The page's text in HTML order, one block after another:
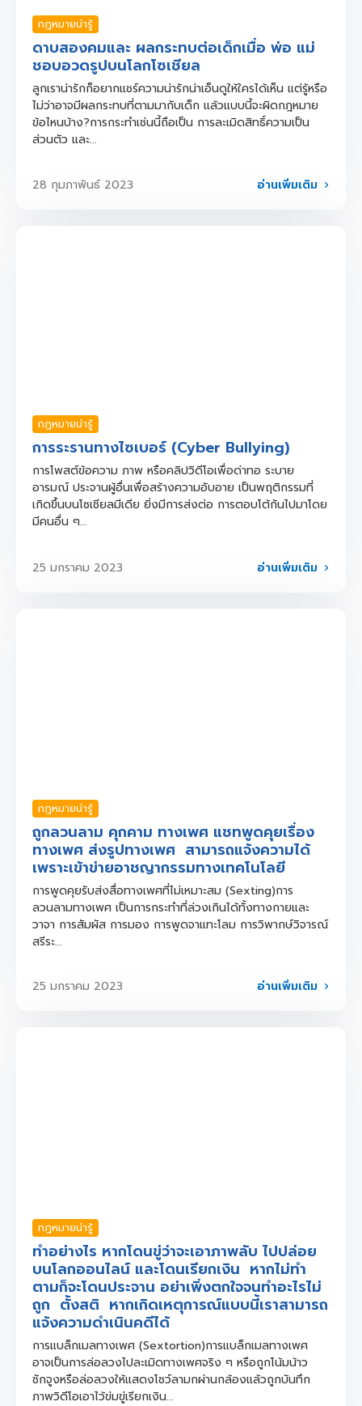
กฎหมายน่ารู้
ดาบสองคมและ ผลกระทบต่อเด็กเมื่อ พ่อ แม่
ชอบอวดรูปบนโลกโซเชียล
ลูกเราน่ารักก็อยากแชร์ความน่ารักน่าเอ็นดูให้ใครได้เห็น แต่รู้หรือ
ไม่ว่าอาจมีผลกระทบที่ตามมากับเด็ก แล้วแบบนี้จะผิดกฎหมาย
ข้อไหนบ้าง?การกระทำเช่นนี้ถือเป็น การละเมิดสิทธิ์ความเป็น
ส่วนตัว และ...
28 กุมภาพันธ์ 2023 อ่านเพิ่มเติม
กฎหมายน่ารู้
การระรานทางไซเบอร์ (Cyber Bullying)
การโพสต์ข้อความ ภาพ หรือคลิปวิดีโอเพื่อด่าทอ ระบาย
อารมณ์ ประจานผู้อื่นเพื่อสร้างความอับอาย เป็นพฤติกรรมที่
เกิดขึ้นบนโซเชียลมีเดีย ยิ่งมีการส่งต่อ การตอบโต้กันไปมาโดย
มีคนอื่น ๆ...
25 มกราคม 2023 อ่านเพิ่มเติม
กฎหมายน่ารู้
ถูกลวนลาม คุกคาม ทางเพศ แชทพูดคุยเรื่อง
ทางเพศ ส่งรูปทางเพศ สามารถแจ้งความได้
เพราะเข้าข่ายอาชญากรรมทางเทคโนโลยี
การพูดคุยรับส่งสื่อทางเพศที่ไม่เหมาะสม (Sexting)การ
ลวนลามทางเพศ เป็นการกระทำที่ล่วงเกินได้ทั้งทางกายและ
วาจา การสัมผัส การมอง การพูดจาแทะโลม การวิพากษ์วิจารณ์
สรีระ...
25 มกราคม 2023 อ่านเพิ่มเติม
กฎหมายน่ารู้
ทำอย่างไร หากโดนขู่ว่าจะเอาภาพลับ ไปปล่อย
บนโลกออนไลน์ และโดนเรียกเงิน หากไม่ทำ
ตามก็จะโดนประจาน อย่าเพิ่งตกใจจนทำอะไรไม่
ถูก ตั้งสติ หากเกิดเหตุการณ์แบบนี้เราสามารถ
แจ้งความดำเนินคดีได้
การแบล็กเมลทางเพศ (Sextortion)การแบล็กเมลทางเพศ
อาจเป็นการล่อลวงไปละเมิดทางเพศจริง ๆ หรือถูกโน้มน้าว
ชักจูงหรือล่อลวงให้แสดงโชว์ลามกผ่านกล้องแล้วถูกบันทึก
ภาพวิดีโอเอาไว้ข่มขู่เรียกเงิน...